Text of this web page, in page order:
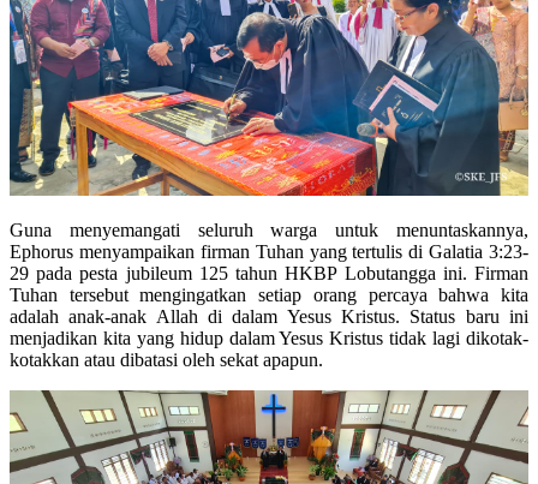
Guna menyemangati seluruh warga untuk menuntaskannya,
Ephorus menyampaikan firman Tuhan yang tertulis di Galatia 3:23-
29 pada pesta jubileum 125 tahun HKBP Lobutangga ini. Firman
Tuhan tersebut mengingatkan setiap orang percaya bahwa kita
adalah anak-anak Allah di dalam Yesus Kristus. Status baru ini
menjadikan kita yang hidup dalam Yesus Kristus tidak lagi dikotak-
kotakkan atau dibatasi oleh sekat apapun.